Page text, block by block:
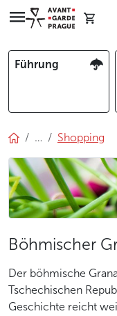
Führung
… Shopping
Böhmischer
Der böhmische
Tschechischen
Geschichte reicht